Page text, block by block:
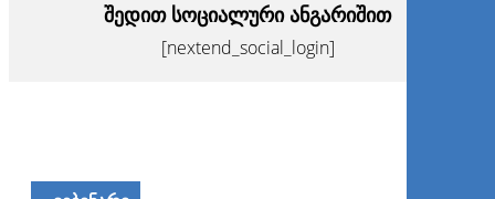
შედით სოციალური ანგარიშით
[nextend_social_login]